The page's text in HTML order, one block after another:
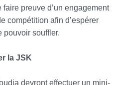
preuve d’un engagement
compétition afin d’espérer
pouvoir souffler.
la JSK
devront effectuer un mini-